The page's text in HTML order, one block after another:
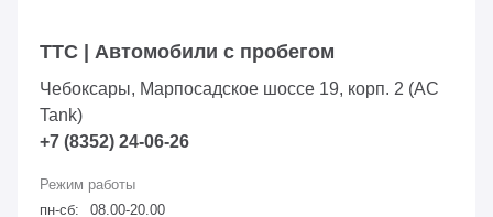
ТТС | Автомобили с пробегом
Чебоксары, Марпосадское шоссе 19, корп. 2 (АС
Tank)
+7 (8352) 24-06-26
пн-сб:
08.00-20.00